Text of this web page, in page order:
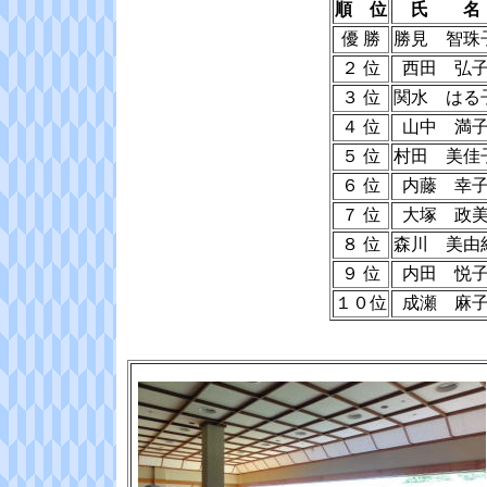
順 位
氏 名
優 勝
勝見 智珠
２ 位
西田 弘
３ 位
関水 はる
４ 位
山中 満
５ 位
村田 美佳
６ 位
内藤 幸
７ 位
大塚 政
８ 位
森川 美由
９ 位
内田 悦
１０位
成瀬 麻